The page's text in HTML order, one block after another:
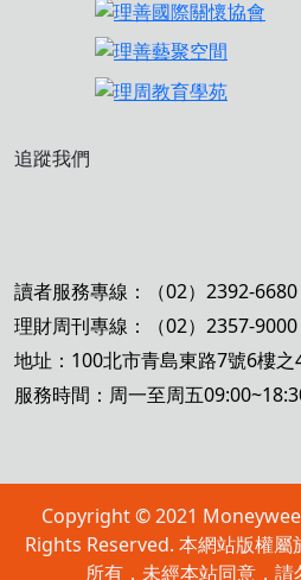
追蹤我們
讀者服務專線：（02）2392-6680
理財周刊專線：（02）2357-9000
地址：100北市青島東路7號6樓之
服務時間：周一至周五
Copyright © 2021
Rights Reserved. 本網站版權屬
所有，未經本站同意，